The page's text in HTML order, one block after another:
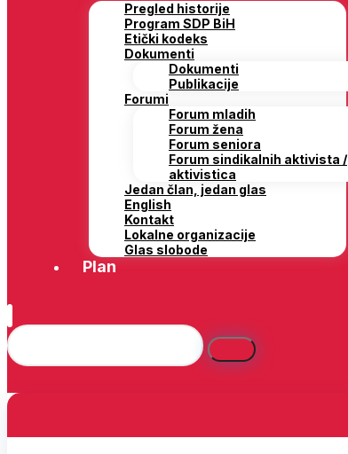
Pregled historije
Program SDP BiH
Etički kodeks
Dokumenti
Dokumenti
Publikacije
Forumi
Forum mladih
Forum žena
Forum seniora
Forum sindikalnih aktivista /
aktivistica
Jedan član, jedan glas
English
Kontakt
Lokalne organizacije
Glas slobode
Plan